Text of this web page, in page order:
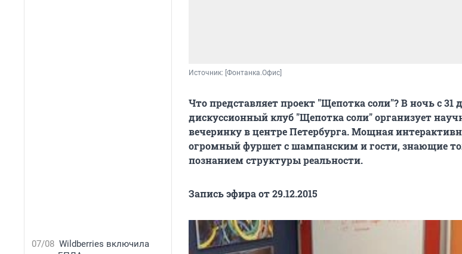
07/08 Wildberries включила
Источник: [Фонтанка.Офис]
Что представляет проект "Щепотка соли"? В ночь с 31
дискуссионный клуб "Щепотка соли" организует
вечеринку в центре Петербурга. Мощная
огромный фуршет с шампанским и гости, знающие
познанием структуры реальности.
Запись эфира от 29.12.2015